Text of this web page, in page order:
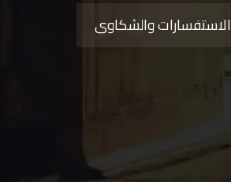
الاستفسارات والشكاوى